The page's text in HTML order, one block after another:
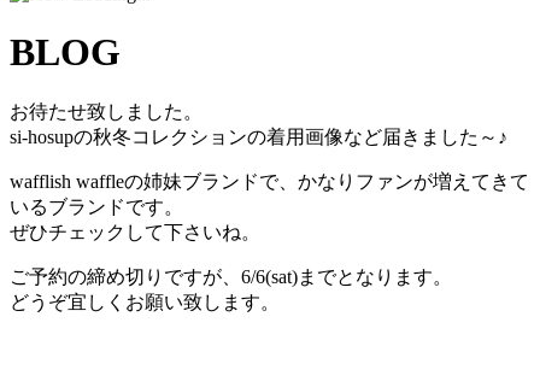
BLOG
お待たせ致しました。
si-hosupの秋冬コレクションの着用画像など届きました～♪
wafflish waffleの姉妹ブランドで、かなりファンが増えてきて
いるブランドです。
ぜひチェックして下さいね。
ご予約の締め切りですが、6/6(sat)までとなります。
どうぞ宜しくお願い致します。